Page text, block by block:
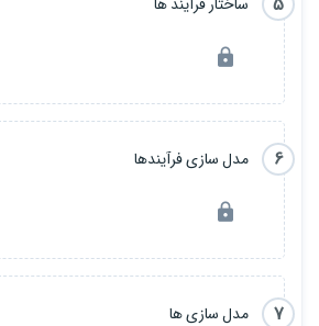
6 مدل سازی فرآیندها
7 مدل سازی ها